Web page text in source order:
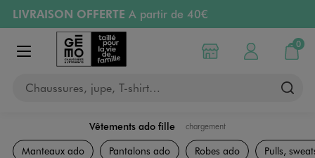
Aller au contenu principal
Aller à la navigation
LIVRAISON OFFERTE A partir de 40€
RETRAIT ET LIVRAISON OFFERTE
en magasin
PAYEZ EN 3x SANS FRAIS
Retours OFFERTS
pendant 30 jours
Afficher le menu
Chaussures, jupe, T-shirt…
Choisir mon magasin
Mon compte
0
Mon
Vêtements ado fille chargement
Collection Ado Fille
Manteaux ado Pantalons ado Robes ado Pulls,